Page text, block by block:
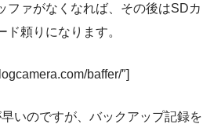
ファがなくなれば、その後はSDカ
ド頼りになります。
baffer/″]
いのですが、バックアップ記録を